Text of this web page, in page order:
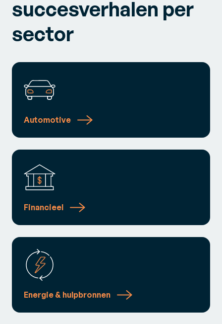
succesverhalen per
sector
Automotive
Financieel
Energie & hulpbronnen